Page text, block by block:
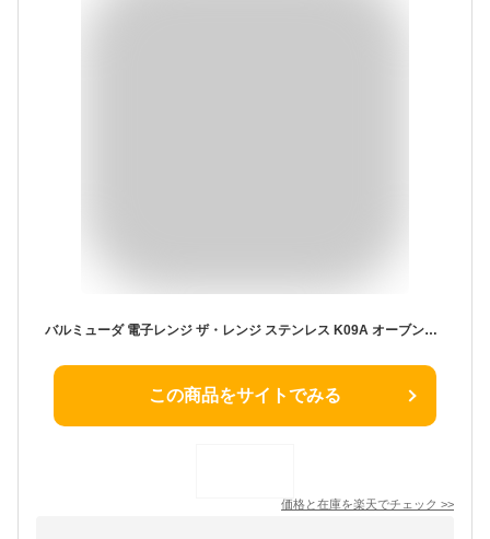
バルミューダ 電子レンジ ザ・レンジ ステンレス K09A オーブンレンジ オーブン おしゃれ シンプル モダン デザイン 小型 コンパクト ワイド フラット キッチン ご飯 ごはん 冷凍 パン 発酵 焼き魚 オーブン焼き 温め BALMUDA The Range
この商品をサイトでみる
価格と在庫を楽天でチェック >>